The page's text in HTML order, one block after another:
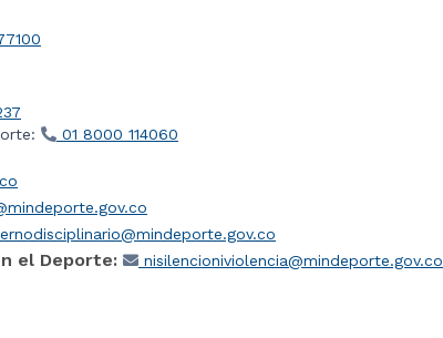
01 8000 114060
el Deporte: nisilencioniviolencia@mindeporte.gov.co